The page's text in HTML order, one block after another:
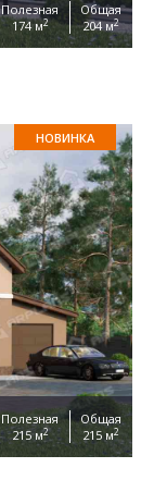
Полезная
174 м2
Общая
204 м2
НОВИНКА
Полезная
215 м2
Общая
215 м2